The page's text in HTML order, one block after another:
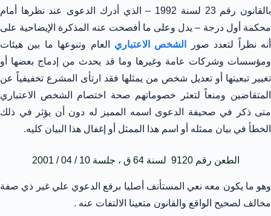
بالقانون رقم 23 لسنة 1992 – الذي أدرك الدعوى عند نظرها أمام
محكمة أول درجة – يدل وعلى ما أفصحت عنه المذكرة الإيضاحية على
أنه نظراً لتعدد صور
الشخص الاعتباري العام وتنوعها ما بين هيئات
ومؤسسات وشركات عامة وغيرها وما قد يحدث من إدماج بعضها أو
تغيير تبعيتها أو تعديل شخص من يمثلها فقد ارتأى المشرع تخفيفياً عن
المتقاضين ومنعاً لتعثر خصوماتهم صحة اختصام الشخص الاعتباري
متى ذكر في صحيفة الدعوى اسمه المميز له دون أن يؤثر في ذلك
الخطأ في بيان ممثله أو اسم هذا الممثل أو إغفال هذا البيان كليه.
الطعن رقم 9120 لسنة 64 ق ، جلسة 10 / 04 / 2001
وهو ما يكون معه نعي المستأنف أصليا برفع الدعوي علي غير ذي صفة
مخالف لصحيح الواقع والقانون متعينا الالتفات عنه .